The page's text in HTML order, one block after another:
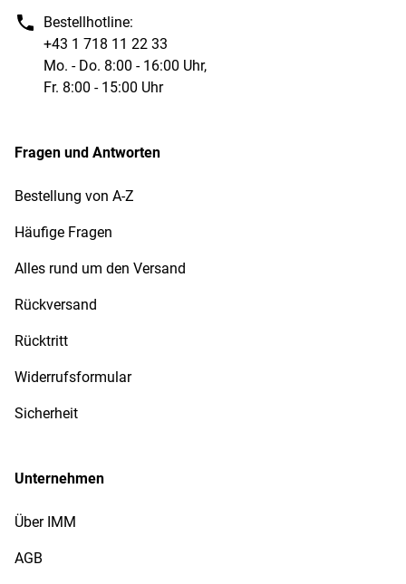
Bestellhotline:
+43 1 718 11 22 33
Mo. - Do. 8:00 - 16:00 Uhr,
Fr. 8:00 - 15:00 Uhr
Fragen und Antworten
Bestellung von A-Z
Häufige Fragen
Alles rund um den Versand
Rückversand
Rücktritt
Widerrufsformular
Sicherheit
Unternehmen
Über IMM
AGB